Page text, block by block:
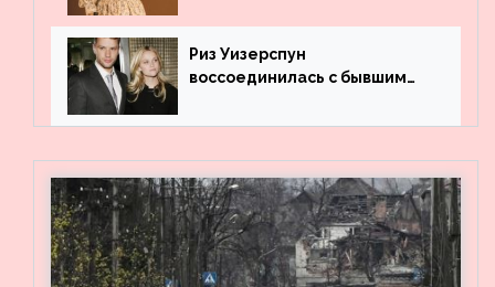
Риз Уизерспун
воссоединилась с бывшим